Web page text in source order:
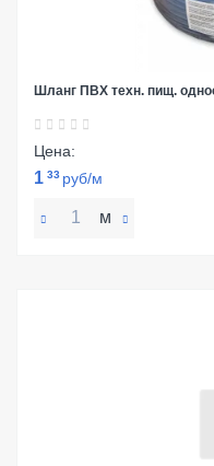
Шланг ПВХ техн. пищ.
Цена:
1 33 руб/м
м